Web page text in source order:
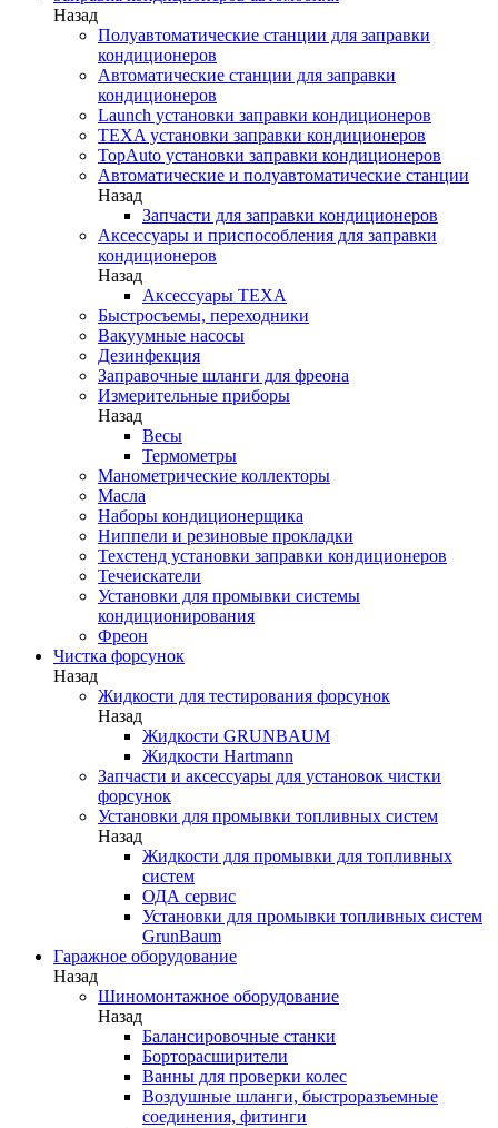
Назад
Полуавтоматические станции для заправки
кондиционеров
Автоматические станции для заправки
кондиционеров
Launch установки заправки кондиционеров
TEXA установки заправки кондиционеров
TopAuto установки заправки кондиционеров
Автоматические и полуавтоматические станции
Назад
Запчасти для заправки кондиционеров
Аксессуары и приспособления для заправки
кондиционеров
Назад
Аксессуары TEXA
Быстросъемы, переходники
Вакуумные насосы
Дезинфекция
Заправочные шланги для фреона
Измерительные приборы
Назад
Весы
Термометры
Манометрические коллекторы
Масла
Наборы кондиционерщика
Ниппели и резиновые прокладки
Техстенд установки заправки кондиционеров
Течеискатели
Установки для промывки системы
кондиционирования
Фреон
Чистка форсунок
Назад
Жидкости для тестирования форсунок
Назад
Жидкости GRUNBAUM
Жидкости Hartmann
Запчасти и аксессуары для установок чистки
форсунок
Установки для промывки топливных систем
Назад
Жидкости для промывки для топливных
систем
ОДА сервис
Установки для промывки топливных систем
GrunBaum
Гаражное оборудование
Назад
Шиномонтажное оборудование
Назад
Балансировочные станки
Борторасширители
Ванны для проверки колес
Воздушные шланги, быстроразъемные
соединения, фитинги